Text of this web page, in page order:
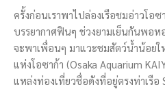
ครั้งก่อนเราพาไปล่องเรือชมอ่าวโอ
บรรยากาศฟินๆ ช่วงยามเย็นกันพอห
จะพาเพื่อนๆ มาแวะชมสัตว์น้ำน้อ
แห่งโอซาก้า (Osaka Aquarium
แหล่งท่องเที่ยวชื่อดังที่อยู่ตรงท่าเรือ